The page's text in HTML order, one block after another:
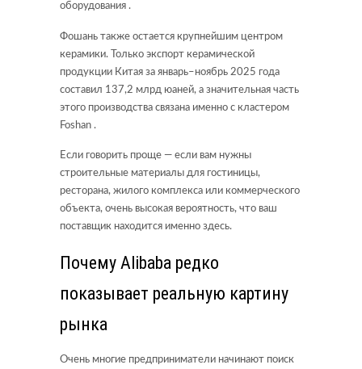
оборудования .
Фошань также остается крупнейшим центром
керамики. Только экспорт керамической
продукции Китая за январь–ноябрь 2025 года
составил 137,2 млрд юаней, а значительная часть
этого производства связана именно с кластером
Foshan .
Если говорить проще — если вам нужны
строительные материалы для гостиницы,
ресторана, жилого комплекса или коммерческого
объекта, очень высокая вероятность, что ваш
поставщик находится именно здесь.
Почему Alibaba редко
показывает реальную картину
рынка
Очень многие предприниматели начинают поиск